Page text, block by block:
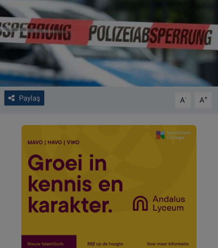
Paylaş A- A+
ALGEMENE VOORWAARDEN
CONTACT
Çerez Politikası